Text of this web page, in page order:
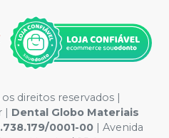
direitos reservados |
| Dental Globo Materiais
0001-00 | Avenida